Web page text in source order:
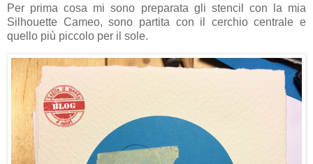
Per prima cosa mi sono preparata gli stencil con la mia
Silhouette Cameo, sono partita con il cerchio centrale e
quello più piccolo per il sole.